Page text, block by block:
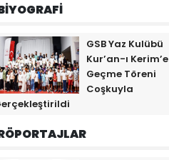
GSB Yaz Kulübü
Kur’an-ı Kerim’e
Geçme Töreni
Coşkuyla